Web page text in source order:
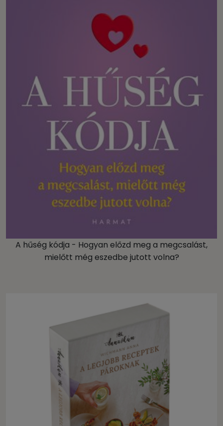
A hűség kódja - Hogyan előzd meg a megcsalást,
mielőtt még eszedbe jutott volna?